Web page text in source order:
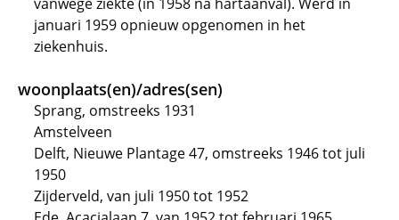
januari 1959 opnieuw opgenomen in het
ziekenhuis.
woonplaats(en)/adres(sen)
Sprang, omstreeks 1931
Amstelveen
Delft, Nieuwe Plantage 47, omstreeks 1946 tot juli
1950
Zijderveld, van juli 1950 tot 1952